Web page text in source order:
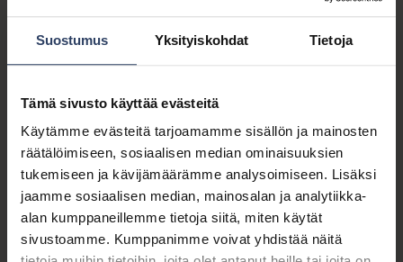
Suostumus Yksityiskohdat Tietoja
Tämä sivusto käyttää evästeitä
Käytämme evästeitä tarjoamamme sisällön ja mainosten
räätälöimiseen, sosiaalisen median ominaisuuksien
tukemiseen ja kävijämäärämme analysoimiseen. Lisäksi
jaamme sosiaalisen median, mainosalan ja analytiikka-
alan kumppaneillemme tietoja siitä, miten käytät
sivustoamme. Kumppanimme voivat yhdistää näitä
Kuivissa sisätiloissa riittää usein kevyt suojaus. Sen
valaisimille omat haasteensa.
Kylpyhuoneessa valaisimien sijoittelua ohjaavat tarkat
säännöt. Mitä lähempänä vettä ollaan, sitä parempi
suojaus tarvitaan. Roiskeveden kestävyys on usein
minimitaso, ja valaisimen sijoittelu vaikuttaa suoraan
siihen, mikä IP-luokka on riittävä.